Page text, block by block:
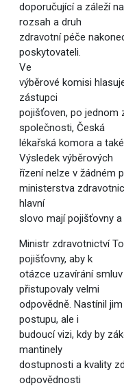
doporučující a záleží
rozsah a druh
zdravotní péče
poskytovateli.
Ve
výběrové komisi
zástupci
pojišťoven, po jednom
společnosti, Česká
lékařská komora a
Výsledek výběrových
řízení nelze v žádném
ministerstva
hlavní
slovo mají pojišťovny
Ministr zdravotnictví
pojišťovny, aby k
otázce uzavírání
přistupovaly velmi
odpovědně. Nastínil
postupu, ale i
budoucí vizi, kdy by
mantinely
dostupnosti a kvality
odpovědnosti